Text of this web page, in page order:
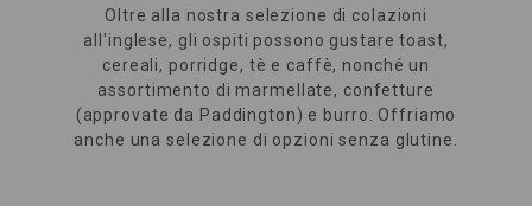
Oltre alla nostra selezione di colazioni
all'inglese, gli ospiti possono gustare toast,
cereali, porridge, tè e caffè, nonché un
assortimento di marmellate, confetture
(approvate da Paddington) e burro. Offriamo
anche una selezione di opzioni senza glutine.